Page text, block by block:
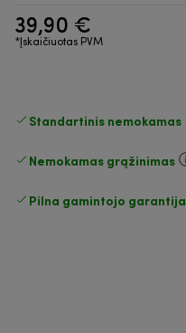
39,90 €
*Įskaičiuotas PVM
Standartinis nemokamas
Nemokamas grąžinimas
Pilna gamintojo garantija